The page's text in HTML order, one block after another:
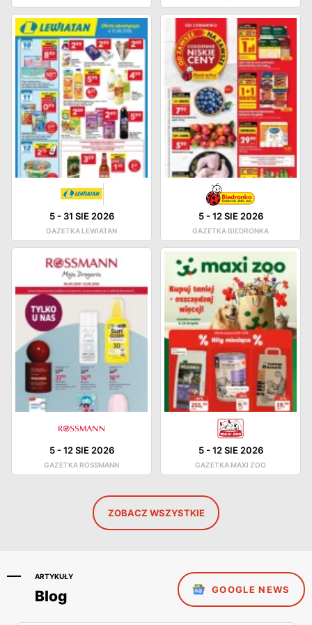
5- 31 SIE 2026
GAZETKA LEWIATAN
5-12 SIE 2026
GAZETKA BIEDRONKA
5-12 SIE 2026
GAZETKA ROSSMANN
5-12 SIE 2026
GAZETKA MAXI ZOO
ZOBACZ WSZYSTKIE
ARTYKUŁY
Blog GOOGLE NEWS